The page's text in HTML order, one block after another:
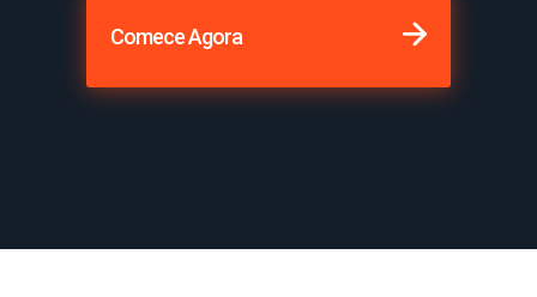
Comece Agora